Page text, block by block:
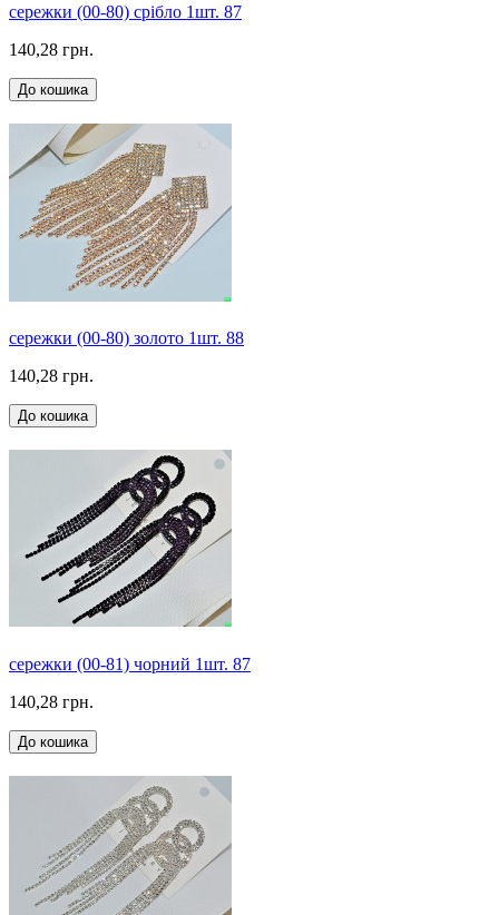
сережки (00-80) срібло 1шт. 87
140,28 грн.
До кошика
сережки (00-80) золото 1шт. 88
140,28 грн.
До кошика
сережки (00-81) чорний 1шт. 87
140,28 грн.
До кошика